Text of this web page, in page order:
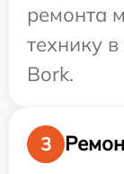
ремонта
технику
Bork.
3